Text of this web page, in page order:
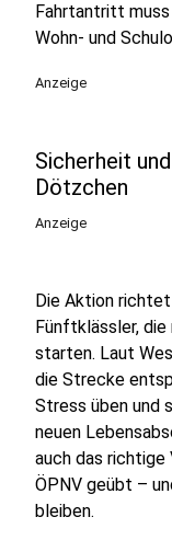
Fahrtantritt
Wohn- und
Anzeige
Sicherheit
Dötzchen
Anzeige
Die Aktion
Fünftklässler, die
starten. Laut
die Strecke
Stress üben und
neuen
auch das richtige
ÖPNV geübt –
bleiben.